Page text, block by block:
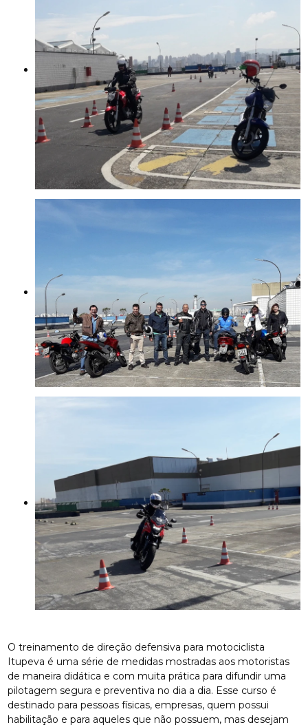
O treinamento de direção defensiva para motociclista
Itupeva é uma série de medidas mostradas aos motoristas
de maneira didática e com muita prática para difundir uma
pilotagem segura e preventiva no dia a dia. Esse curso é
destinado para pessoas físicas, empresas, quem possui
habilitação e para aqueles que não possuem, mas desejam